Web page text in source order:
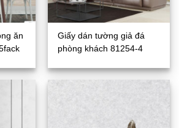
ăn
Giấy dán tường giả đá
phòng khách 81254-4